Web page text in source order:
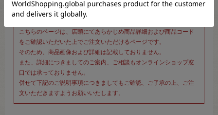
※新宿オカダヤ本店お取り扱い商品のご注文専用ページです※
こちらのページは、店頭にてあらかじめ商品詳細および商品コード
をご確認いただいた上でご注文いただけるページです。
そのため、商品画像および詳細は記載しておりません。
また、詳細につきましてのご案内、ご相談もオンラインショップ窓
口では承っておりません。
併せて下記のご説明事項につきましてもご確認、ご了承の上、ご注
文いただきますようお願いいたします。